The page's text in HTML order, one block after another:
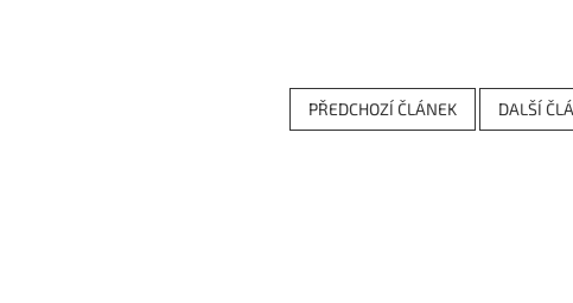
PŘEDCHOZÍ ČLÁNEK DALŠÍ